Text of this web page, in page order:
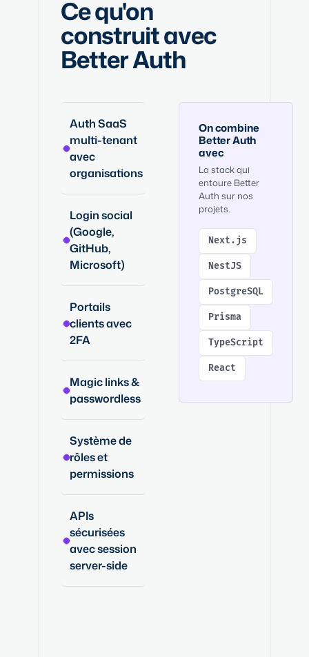
Ce qu'on
construit avec
Better Auth
Auth SaaS
multi-tenant
avec
organisations
Login social
(Google,
GitHub,
Microsoft)
Portails
clients avec
2FA
Magic links &
passwordless
Système de
rôles et
permissions
APIs
sécurisées
avec session
server-side
On combine
Better Auth
avec
La stack qui
entoure Better
Auth sur nos
projets.
Next.js
NestJS
PostgreSQL
Prisma
TypeScript
React